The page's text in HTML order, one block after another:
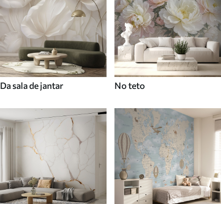
Da sala de jantar No teto